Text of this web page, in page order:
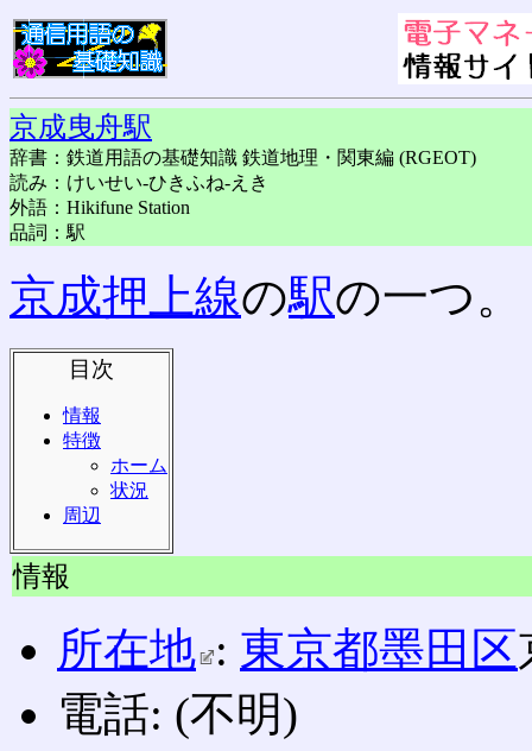
京成曳舟駅
辞書：鉄道用語の基礎知識 鉄道地理・関東編 (RGEOT)
読み：けいせい-ひきふね-えき
外語：Hikifune Station
品詞：駅
京成押上線の駅の一つ。
目次
情報
特徴
ホーム
状況
周辺
情報
所在地 : 東京都墨田区
電話: (不明)